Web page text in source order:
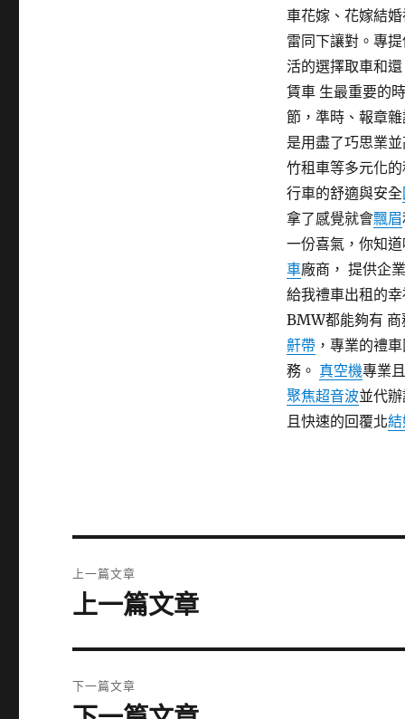
車花嫁、花嫁結
雷同下讓對。專提
活的選擇取車和還
賃車 生最重要的
節，準時、報章
是用盡了巧思業
竹租車等多元化
行車的舒適與安全
拿了感覺就會飄眉
一份喜氣，你知
車廠商， 提供企
給我禮車出租的
BMW都能夠有 商
鼾帶 ，專業的禮
務。 真空機專業
聚焦超音波並代
且快速的回覆北
章
上一篇文章
上
篇
文
章:
上一篇文章
下一篇文章
下